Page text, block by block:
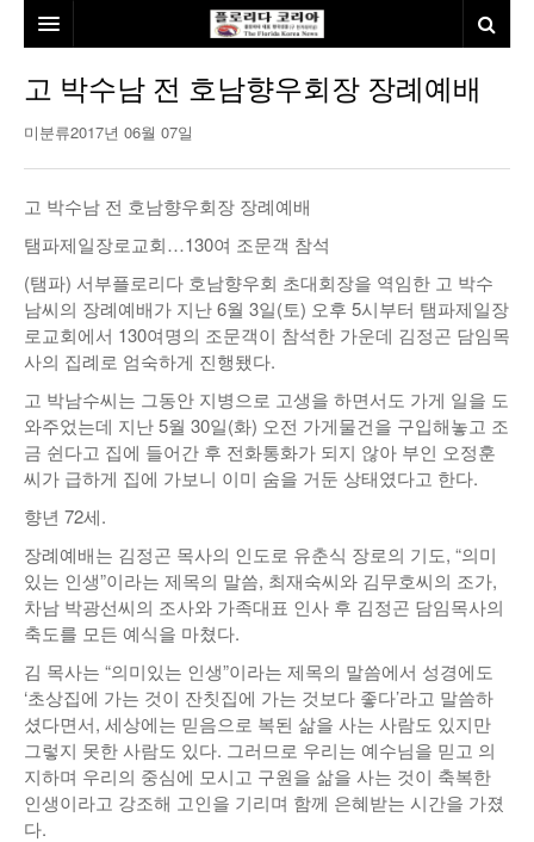
뉴스
동포
칼럼
김명열칼럼
이명덕칼럼
김선옥칼럼
김원동칼럼
본보특집
100인선/독자광장
100인선
독자광장
여행
인근여행지
놀이공원
낚시/비치
골프
인터뷰/탐방
고 박수남 전 호남향우회장 장례예배
미분류2017년 06월 07일
고 박수남 전 호남향우회장 장례예배
탬파제일장로교회…130여 조문객 참석
(탬파) 서부플로리다 호남향우회 초대회장을 역임한 고 박수
남씨의 장례예배가 지난 6월 3일(토) 오후 5시부터 탬파제일장
로교회에서 130여명의 조문객이 참석한 가운데 김정곤 담임목
사의 집례로 엄숙하게 진행됐다.
고 박남수씨는 그동안 지병으로 고생을 하면서도 가게 일을 도
와주었는데 지난 5월 30일(화) 오전 가게물건을 구입해놓고 조
금 쉰다고 집에 들어간 후 전화통화가 되지 않아 부인 오정훈
씨가 급하게 집에 가보니 이미 숨을 거둔 상태였다고 한다.
향년 72세.
장례예배는 김정곤 목사의 인도로 유춘식 장로의 기도, “의미
있는 인생”이라는 제목의 말씀, 최재숙씨와 김무호씨의 조가,
차남 박광선씨의 조사와 가족대표 인사 후 김정곤 담임목사의
축도를 모든 예식을 마쳤다.
김 목사는 “의미있는 인생”이라는 제목의 말씀에서 성경에도
‘초상집에 가는 것이 잔칫집에 가는 것보다 좋다’라고 말씀하
셨다면서, 세상에는 믿음으로 복된 삶을 사는 사람도 있지만
그렇지 못한 사람도 있다. 그러므로 우리는 예수님을 믿고 의
지하며 우리의 중심에 모시고 구원을 삶을 사는 것이 축복한
인생이라고 강조해 고인을 기리며 함께 은혜받는 시간을 가졌
다.